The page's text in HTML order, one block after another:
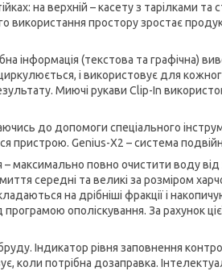
на верхній – касету з тарілками та
використання простору зростає
інформація (текстова та графічна)
і використовує для
Миючі рукави Clip-In
до допомоги спеціального
пристрою. Genius-X2 – система
максимально повно очистити воду
середні та великі за розміром
на дрібніші фракції і
ополіскування. За рахунок
Індикатор рівня заповнення
коли потрібна дозаправка.